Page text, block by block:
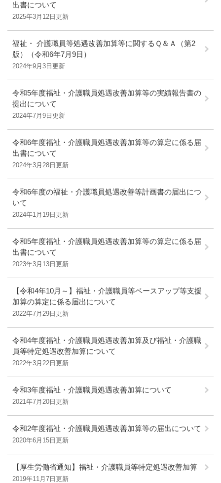
出書について
2025年3月12日更新
福祉・ 介護職員等処遇改善加算等に関するＱ＆Ａ（第2
版）（令和6年7月9日）
2024年9月3日更新
令和5年度福祉・介護職員処遇改善加算等の実績報告書の
提出について
2024年7月9日更新
令和6年度福祉・介護職員処遇改善加算等の算定に係る届
出書について
2024年3月28日更新
令和6年度の福祉・介護職員処遇改善等計画書の届出につ
いて
2024年1月19日更新
令和5年度福祉・介護職員処遇改善加算等の算定に係る届
出書について
2023年3月13日更新
【令和4年10月～】福祉・介護職員等ベースアップ等支援
加算の算定に係る届出について
2022年7月29日更新
令和4年度福祉・介護職員処遇改善加算及び福祉・介護職
員等特定処遇改善加算について
2022年3月22日更新
令和3年度福祉・介護職員処遇改善加算について
2021年7月20日更新
令和2年度福祉・介護職員処遇改善加算等の届出について
2020年6月15日更新
【厚生労働省通知】福祉・介護職員等特定処遇改善加算
2019年11月7日更新